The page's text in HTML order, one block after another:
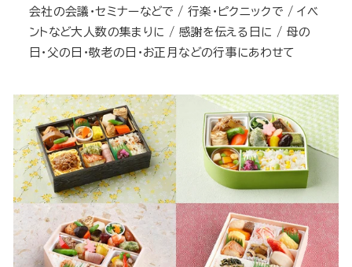
会社の会議・セミナーなどで / 行楽・ピクニックで / イベ
ントなど大人数の集まりに / 感謝を伝える日に / 母の
日・父の日・敬老の日・お正月などの行事にあわせて